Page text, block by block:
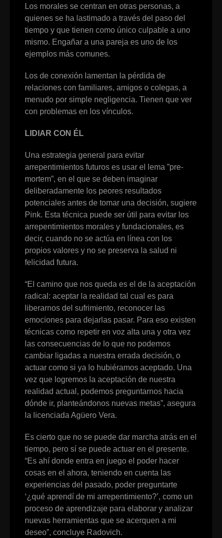
Los morales se centran en otras personas, a
quienes se ha lastimado a través del paso del
tiempo y que tienen como único culpable a uno
mismo. Engañar a una pareja es uno de los
ejemplos más comunes.
Los de conexión lamentan la pérdida de
relaciones con familiares, amigos o colegas, a
menudo por simple negligencia. Tienen que ver
con problemas en los vínculos.
LIDIAR CON ÉL
Una estrategia general para evitar
arrepentimientos futuros es usar el lema ”pre-
mortem”, en el que se deben imaginar
deliberadamente los peores resultados
potenciales antes de tomar una decisión, sugiere
Pink. Esta técnica puede ser útil para evitar los
arrepentimientos morales y fundacionales, es
decir, cuando no se actúa en línea con los
propios valores y no se preserva la salud ni
felicidad futura.
“El camino que nos queda es el de la aceptación
radical: aceptar la realidad tal cual es para
liberarnos del sufrimiento, reconocer las
emociones para dejarlas pasar. Para eso existen
técnicas como repetir en voz alta una y otra vez
las consecuencias de lo que no podemos
cambiar ligadas a nuestra errada decisión, o
actuar como si ya lo hubiéramos aceptado. Una
vez que logremos la aceptación de nuestra
realidad actual, podemos preguntarnos hacia
dónde ir, planteándonos nuevas metas”, asegura
la licenciada Agüero Vera.
Es cierto que no se puede dar marcha atrás en el
tiempo, pero sí se puede actuar en el presente.
“Es ahí donde entra en juego el poder hacer
cosas en el ahora, teniendo en cuenta las
experiencias del pasado, poder preguntarte
‘¿qué aprendí de mi arrepentimiento?’, como un
proceso de aprendizaje para elaborar y analizar
nuevas herramientas que se acerquen a mi
deseo”, concluye Radovich.